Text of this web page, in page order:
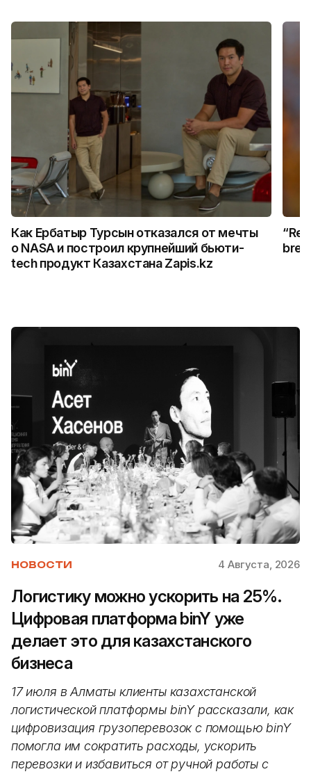
Как Ербатыр Турсын отказался от мечты
о NASA и построил крупнейший бьюти-
tech продукт Казахстана Zapis.kz
НОВОСТИ 4 Августа, 2026
Логистику можно ускорить на 25%.
Цифровая платформа binY уже
делает это для казахстанского
бизнеса
17 июля в Алматы клиенты казахстанской
логистической платформы binY рассказали, как
цифровизация грузоперевозок с помощью binY
помогла им сократить расходы, ускорить
перевозки и избавиться от ручной работы с